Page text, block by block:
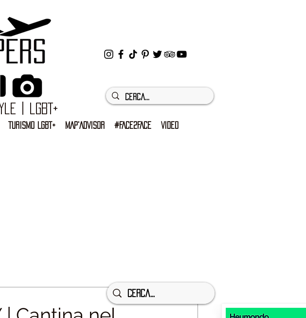
| LGBT+
TURISMO LGBT+ MAP'ADVISOR #FACE2FACE VIDEO